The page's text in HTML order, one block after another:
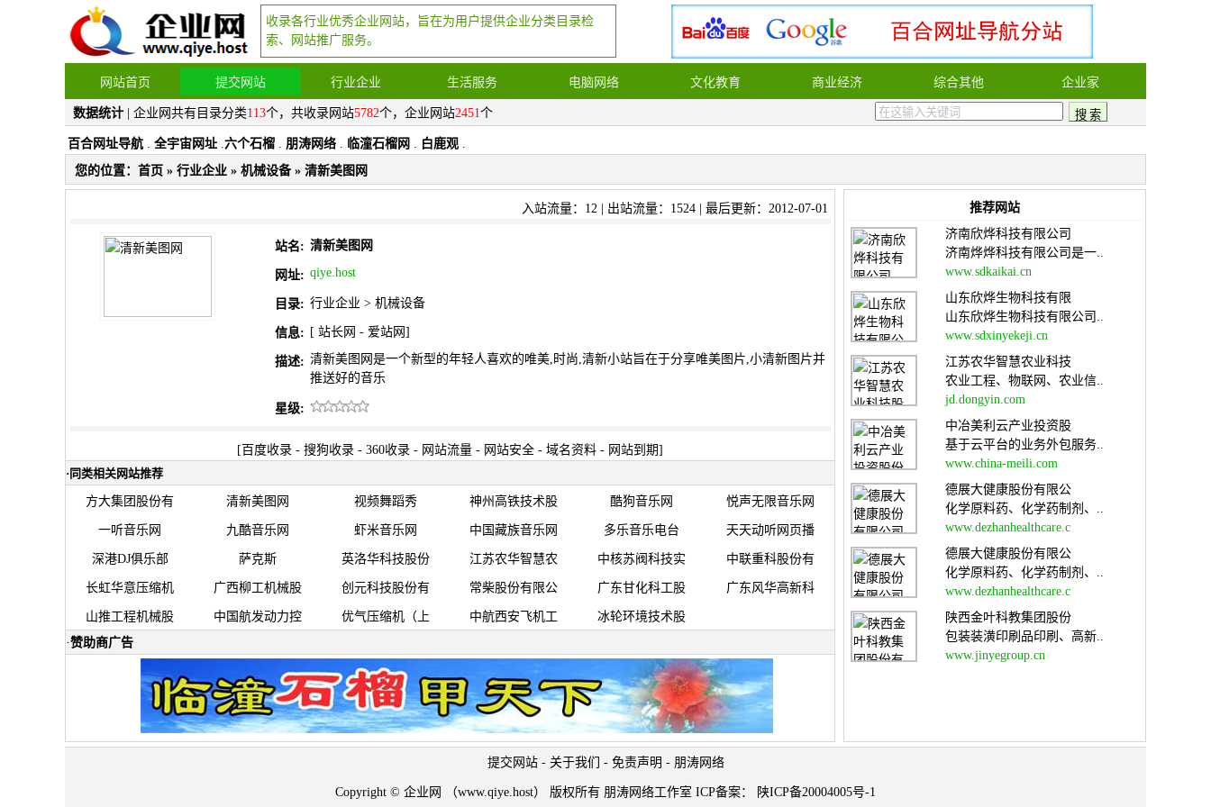
收录各行业优秀企业网站，旨在为用户提供企业分类目录检
索、网站推广服务。
网站首页 提交网站 行业企业 生活服务 电脑网络 文化教育 商业经济 综合其他 企业家
数据统计 | 企业网共有目录分类113个，共收录网站5782个，企业网站2451个
百合网址导航 . 全宇宙网址 .六个石榴 . 朋涛网络 . 临潼石榴网 . 白鹿观 .
您的位置： 首页 » 行业企业 » 机械设备» 清新美图网
入站流量：12 | 出站流量：1524 | 最后更新：2012-07-01
站名: 清新美图网
网址: qiye.host
目录: 行业企业 > 机械设备
信息: [ 站长网 - 爱站网 ]
描述: 清新美图网是一个新型的年轻人喜欢的唯美,时尚,清新小站旨在于分享唯美图片,小清新图片并
推送好的音乐
星级:
[ 百度收录 - 搜狗收录 - 360收录 - 网站流量 - 网站安全 - 域名资料 - 网站到期]
· 同类相关网站推荐
方大集团股份有 清新美图网 视频舞蹈秀 神州高铁技术股 酷狗音乐网 悦声无限音乐网
一听音乐网 九酷音乐网 虾米音乐网 中国藏族音乐网 多乐音乐电台 天天动听网页播
深港DJ俱乐部 萨克斯 英洛华科技股份 江苏农华智慧农 中核苏阀科技实 中联重科股份有
长虹华意压缩机 广西柳工机械股 创元科技股份有 常柴股份有限公 广东甘化科工股 广东风华高新科
山推工程机械股 中国航发动力控 优气压缩机（上 中航西安飞机工
冰轮环境技术股
·赞助商广告
推荐网站
济南欣烨科技有限公司
济南烨烨科技有限公司是一..
www.sdkaikai.cn
山东欣烨生物科技有限
山东欣烨生物科技有限公司..
www.sdxinyekeji.cn
江苏农华智慧农业科技
农业工程、物联网、农业信..
jd.dongyin.com
中冶美利云产业投资股
基于云平台的业务外包服务..
www.china-meili.com
德展大健康股份有限公
化学原料药、化学药制剂、..
www.dezhanhealthcare.c
德展大健康股份有限公
化学原料药、化学药制剂、..
www.dezhanhealthcare.c
陕西金叶科教集团股份
包装装潢印刷品印刷、高新..
www.jinyegroup.cn
提交网站 - 关于我们 - 免责声明 - 朋涛网络
Copyright © 企业网 （www.qiye.host） 版权所有 朋涛网络工作室 ICP备案： 陕ICP备20004005号-1